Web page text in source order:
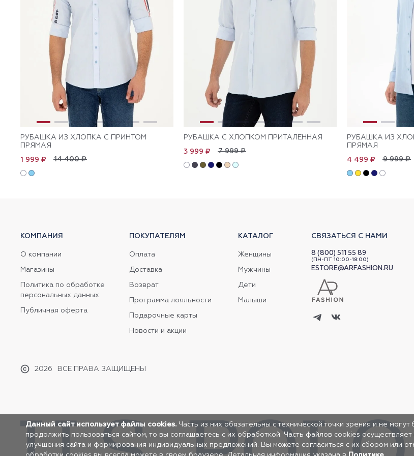
РУБАШКА ИЗ ХЛОПКА С ПРИНТОМ
ПРЯМАЯ
14 400 ₽
1 999 ₽
РУБАШКА С ХЛОПКОМ ПРИТАЛЕННАЯ
7 999 ₽
3 999 ₽
РУБАШКА ИЗ
ПРЯМАЯ
9 999 ₽
4 499 ₽
КОМПАНИЯ
О компании
Магазины
Политика по обработке
персональных данных
Публичная оферта
2026 ВСЕ ПРАВА ЗАЩИЩЕНЫ
ПОКУПАТЕЛЯМ
Оплата
Доставка
Возврат
Программа лояльности
Подарочные карты
Новости и акции
КАТАЛОГ
Женщины
Мужчины
Дети
Малыши
СВЯЗАТЬСЯ С НАМИ
8 (800) 511 55 89
(ПН-ПТ 10:00-18:00)
ESTORE@ARFASHION.RU
Данный сайт использует файлы cookies. Часть из них обязательны с технической точки зрения и не
продолжить пользоваться сайтом, то вы соглашаетесь с их обработкой. Часть файлов cookies
улучшения сайта и формирования индивидуальных предложений. Вы можете согласиться с их сбором или